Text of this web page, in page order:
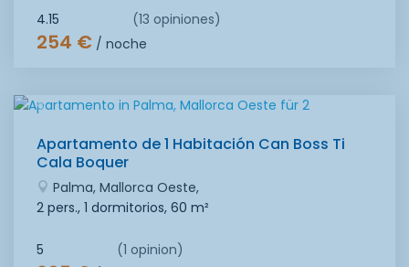
4.15 (13 opiniones)
254 € / noche
Apartamento de 1 Habitación Can Boss Ti
Cala Boquer
Palma, Mallorca Oeste,
2 pers., 1 dormitorios, 60 m²
5 (1 opinion)